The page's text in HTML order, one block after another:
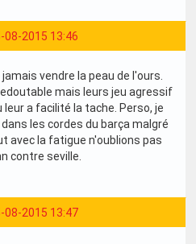
08-2015 13:46
vendre la peau de l'ours.
mais leurs jeu agressif
a facilité la tache. Perso, je
les cordes du barça malgré
avec la fatigue n'oublions pas
contre seville.
08-2015 13:47